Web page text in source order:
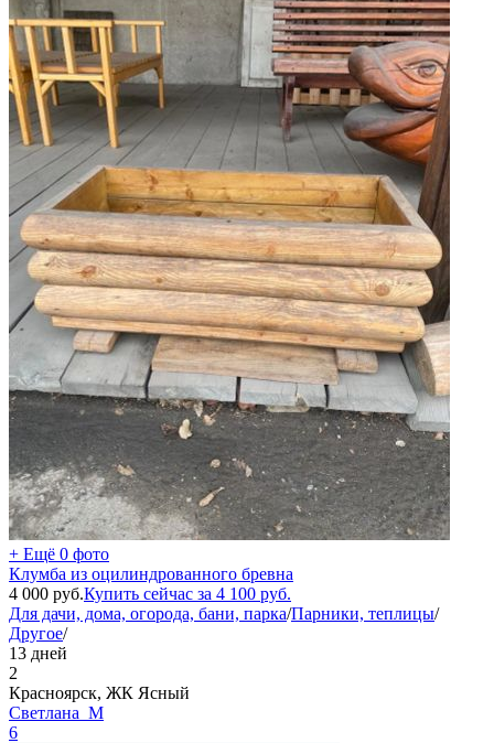
+ Ещё 0 фото
Клумба из оцилиндрованного бревна
4 000 руб.Купить сейчас за 4 100 руб.
Для дачи, дома, огорода, бани, парка/Парники, теплицы/
Другое/
13 дней
2
Красноярск, ЖК Ясный
Светлана_М
6